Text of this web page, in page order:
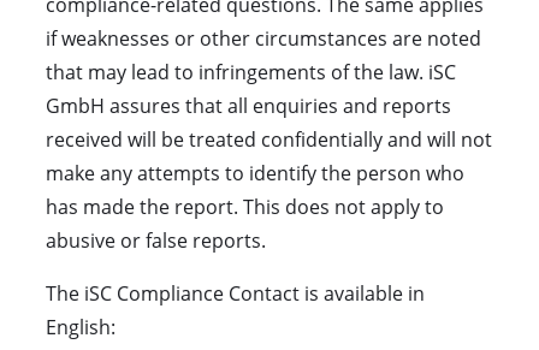
if weaknesses or other circumstances are noted
that may lead to infringements of the law. iSC
GmbH assures that all enquiries and reports
received will be treated confidentially and will not
make any attempts to identify the person who
has made the report. This does not apply to
abusive or false reports.
The iSC Compliance Contact is available in
English: